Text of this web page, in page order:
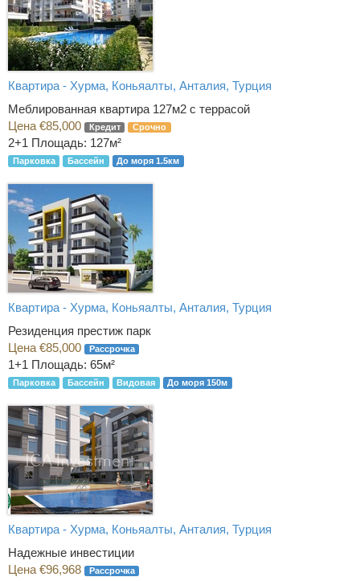
Квартира - Хурма, Коньяалты, Анталия, Турция
Меблированная квартира 127м2 с террасой
Цена €85,000
Кредит Срочно
2+1 Площадь: 127м²
Парковка Бассейн До моря 1.5км
Квартира - Хурма, Коньяалты, Анталия, Турция
Резиденция престиж парк
Цена €85,000
Рассрочка
1+1 Площадь: 65м²
Парковка Бассейн Видовая До моря 150м
Квартира - Хурма, Коньяалты, Анталия, Турция
Надежные инвестиции
Цена €96,968
Рассрочка